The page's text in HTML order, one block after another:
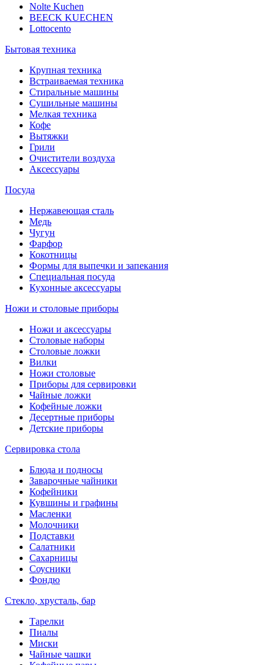
Nolte Kuchen
BEECK KUECHEN
Lottocento
Бытовая техника
Крупная техника
Встраиваемая техника
Стиральные машины
Сушильные машины
Мелкая техника
Кофе
Вытяжки
Грили
Очистители воздуха
Аксессуары
Посуда
Нержавеющая сталь
Медь
Чугун
Фарфор
Кокотницы
Формы для выпечки и запекания
Специальная посуда
Кухонные аксессуары
Ножи и столовые приборы
Ножи и аксессуары
Столовые наборы
Столовые ложки
Вилки
Ножи столовые
Приборы для сервировки
Чайные ложки
Кофейные ложки
Десертные приборы
Детские приборы
Сервировка стола
Блюда и подносы
Заварочные чайники
Кофейники
Кувшины и графины
Масленки
Молочники
Подставки
Салатники
Сахарницы
Соусники
Фондю
Стекло, хрусталь, бар
Тарелки
Пиалы
Миски
Чайные чашки